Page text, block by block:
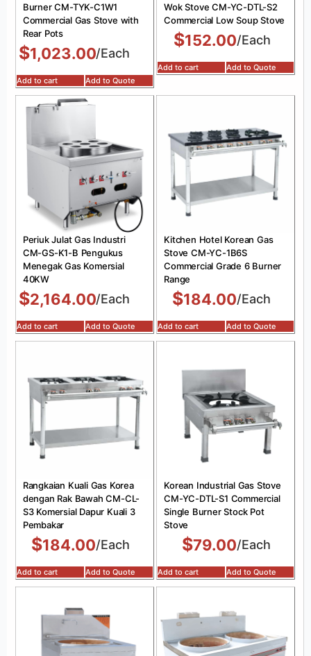
Burner CM-TYK-C1W1
Commercial Gas Stove with
Rear Pots
$1,023.00/Each
Add to cart Add to Quote
Wok Stove CM-YC-DTL-S2
Commercial Low Soup Stove
$152.00/Each
Add to cart Add to Quote
Periuk Julat Gas Industri
CM-GS-K1-B Pengukus
Menegak Gas Komersial
40KW
$2,164.00/Each
Add to cart Add to Quote
Kitchen Hotel Korean Gas
Stove CM-YC-1B6S
Commercial Grade 6 Burner
Range
$184.00/Each
Add to cart Add to Quote
Rangkaian Kuali Gas Korea
dengan Rak Bawah CM-CL-
S3 Komersial Dapur Kuali 3
Pembakar
$184.00/Each
Add to cart Add to Quote
Korean Industrial Gas Stove
CM-YC-DTL-S1 Commercial
Single Burner Stock Pot
Stove
$79.00/Each
Add to cart Add to Quote